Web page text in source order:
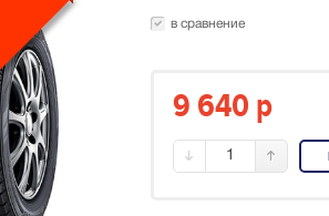
в сравнение
9 640 p
1